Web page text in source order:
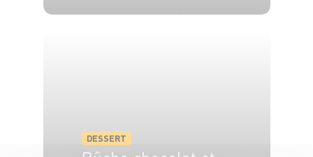
DESSERT